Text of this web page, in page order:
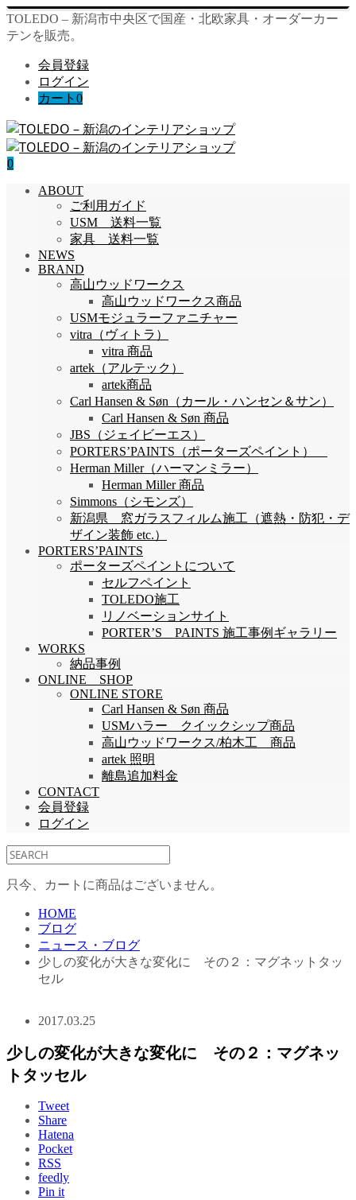
TOLEDO – 新潟市中央区で国産・北欧家具・オーダーカー
テンを販売。
会員登録
ログイン
カート 0
0
ABOUT
ご利用ガイド
USM 送料一覧
家具 送料一覧
NEWS
BRAND
高山ウッドワークス
高山ウッドワークス商品
USMモジュラーファニチャー
vitra（ヴィトラ）
vitra 商品
artek（アルテック）
artek商品
Carl Hansen & Søn（カール・ハンセン＆サン）
Carl Hansen & Søn 商品
JBS（ジェイビーエス）
PORTERS’PAINTS（ポーターズペイント）
Herman Miller（ハーマンミラー）
Herman Miller 商品
Simmons（シモンズ）
新潟県 窓ガラスフィルム施工（遮熱・防犯・デ
ザイン装飾 etc.）
PORTERS’PAINTS
ポーターズペイントについて
セルフペイント
TOLEDO施工
リノベーションサイト
PORTER’S PAINTS 施工事例ギャラリー
WORKS
納品事例
ONLINE SHOP
ONLINE STORE
Carl Hansen & Søn 商品
USMハラー クイックシップ商品
高山ウッドワークス/柏木工 商品
artek 照明
離島追加料金
CONTACT
会員登録
ログイン
只今、カートに商品はございません。
HOME
ブログ
ニュース・ブログ
少しの変化が大きな変化に その２：マグネットタッ
セル
2017.03.25
少しの変化が大きな変化に その２：マグネッ
トタッセル
Tweet
Share
Hatena
Pocket
RSS
feedly
Pin it